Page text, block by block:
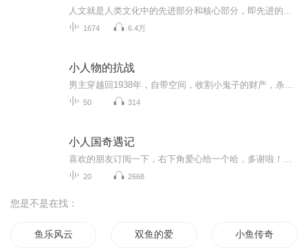
1674 6.4万
小人物的抗战
50 314
小人国奇遇记
20 2668
您是不是在找：
鱼乐风云 双鱼的爱 小鱼传奇